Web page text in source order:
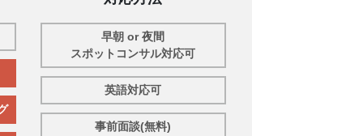
早朝 or 夜間
スポットコンサル対応可
英語対応可
事前面談(無料)